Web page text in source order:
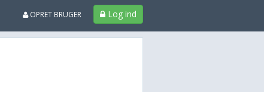
Log ind
OPRET BRUGER